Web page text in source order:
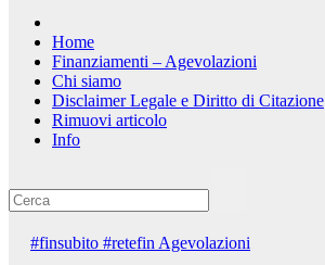
Home
Finanziamenti – Agevolazioni
Chi siamo
Disclaimer Legale e Diritto di Citazione
Rimuovi articolo
Info
#finsubito #retefin Agevolazioni